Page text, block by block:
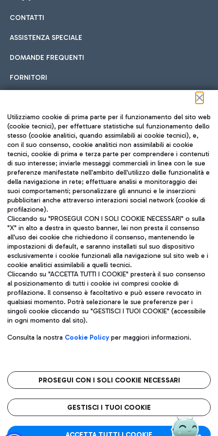
Cucina Internazionale
Fast Food
Pizza
Gelateria
Wine Bar & Sparkling
Hotel in aeroporto
Scegli l'alloggio più adatto e approfitta della vicinanza
all'aeroporto.
Car sharing
Con il Car Sharing è ancora più facile spostarsi
Treno
Raggiungi velocemente l'aeroporto di Fiumicino da Roma
tramite i servizi ferroviari Trenitalia.
Autobus
Scopri le linee di autobus per raggiungere l'aeroporto
Leonardo Da Vinci.
Raggiungi l’aeroporto senza pensieri con il servizio di taxi a
Ristoranti
Scopri la nostra offerta per una pausa gustosa in aeroporto
Mappa Aeroporto Fiumicino
CONTATTI
ASSISTENZA SPECIALE
DOMANDE FREQUENTI
FORNITORI
Seguici sui social
TRAVEL JOURNAL
ITA
Aeroporti di Roma S.p.A. - Società soggetta a direzione e
coordinamento di Mundys S.p.A.
Codice fiscale e Registro delle Imprese di Roma 13032990155 P.
IVA 06572251004
Capitale sociale 62.224.743,00 int. vers.
Sede legale: Via Pier Paolo Racchetti 1 - 00054 Fiumicino (RM)
telefono +39 06 65951
Privacy policy
Note legali
Roma FCO
L'aeroporto stellato
Utilizziamo cookie di prima parte per il funzionamento del sito web
(cookie tecnici), per effettuare statistiche sul funzionamento dello
stesso (cookie analitici, quando assimilabili ai cookie tecnici), e,
con il suo consenso, cookie analitici non assimilabili ai cookie
tecnici, cookie di prima e terza parte per comprendere i contenuti
di suo interesse; inviarle messaggi commerciali in linea con le sue
preferenze manifestate nell'ambito dell'utilizzo delle funzionalità e
della navigazione in rete; effettuare analisi e monitoraggio dei
suoi comportamenti; personalizzare gli annunci e le inserzioni
pubblicitari anche attraverso interazioni social network (cookie di
profilazione).
Cliccando su "PROSEGUI CON I SOLI COOKIE NECESSARI" o sulla
"X" in alto a destra in questo banner, lei non presta il consenso
all'uso dei cookie che richiedono il consenso, mantenendo le
impostazioni di default, e saranno installati sul suo dispositivo
esclusivamente i cookie funzionali alla navigazione sul sito web e i
cookie analitici assimilabili a quelli tecnici.
Cliccando su "ACCETTA TUTTI I COOKIE" presterà il suo consenso
al posizionamento di tutti i cookie ivi compresi cookie di
profilazione. Il consenso è facoltativo e può essere revocato in
qualsiasi momento. Potrà selezionare le sue preferenze per i
singoli cookie cliccando su "GESTISCI I TUOI COOKIE" (accessibile
in ogni momento dal sito).
Consulta la nostra Cookie Policyper maggiori informazioni.
PROSEGUI CON I SOLI COOKIE NECESSARI
GESTISCI I TUOI COOKIE